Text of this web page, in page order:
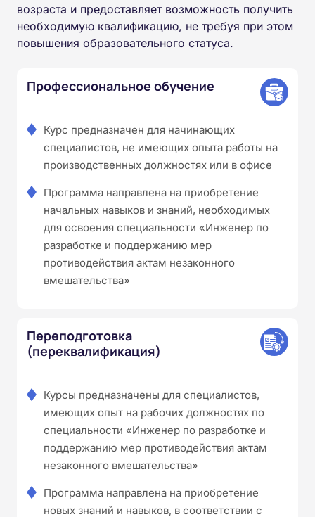
возраста и предоставляет возможность получить
необходимую квалификацию, не требуя при этом
повышения образовательного статуса.
Профессиональное обучение
Курс предназначен для начинающих
специалистов, не имеющих опыта работы на
производственных должностях или в офисе
Программа направлена на приобретение
начальных навыков и знаний, необходимых
для освоения специальности «Инженер по
разработке и поддержанию мер
противодействия актам незаконного
вмешательства»
Переподготовка
(переквалификация)
Курсы предназначены для специалистов,
имеющих опыт на рабочих должностях по
специальности «Инженер по разработке и
поддержанию мер противодействия актам
незаконного вмешательства»
Программа направлена на приобретение
новых знаний и навыков, в соответствии с